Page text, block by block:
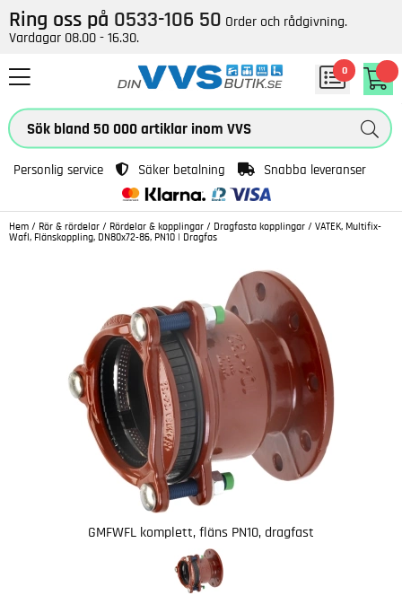
Ring oss på 0533-106 50 Order och rådgivning.
Vardagar 08.00 - 16.30.
0
Personlig service Säker betalning Snabba leveranser
Hem / Rör & rördelar / Rördelar & kopplingar / Dragfasta kopplingar / VATEK, Multifix-
Wafl, Flänskoppling, DN80x72-86, PN10 | Dragfas
GMFWFL komplett, fläns PN10, dragfast